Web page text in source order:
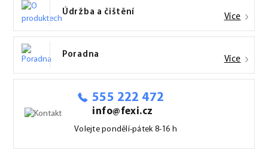
Údržba a čištění Více
Poradna Více
555 222 472
info@fexi.cz
Volejte pondělí-pátek 8-16 h